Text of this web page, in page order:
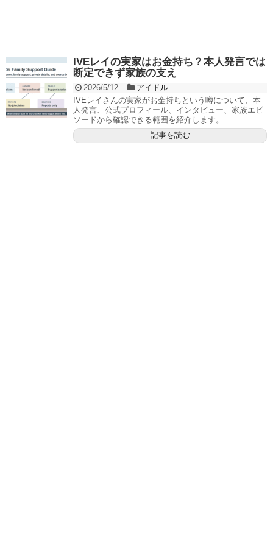
IVEレイの実家はお金持ち？本人発言では
断定できず家族の支え
2026/5/12
アイドル
IVEレイさんの実家がお金持ちという噂について、本
人発言、公式プロフィール、インタビュー、家族エピ
ソードから確認できる範囲を紹介します。
記事を読む